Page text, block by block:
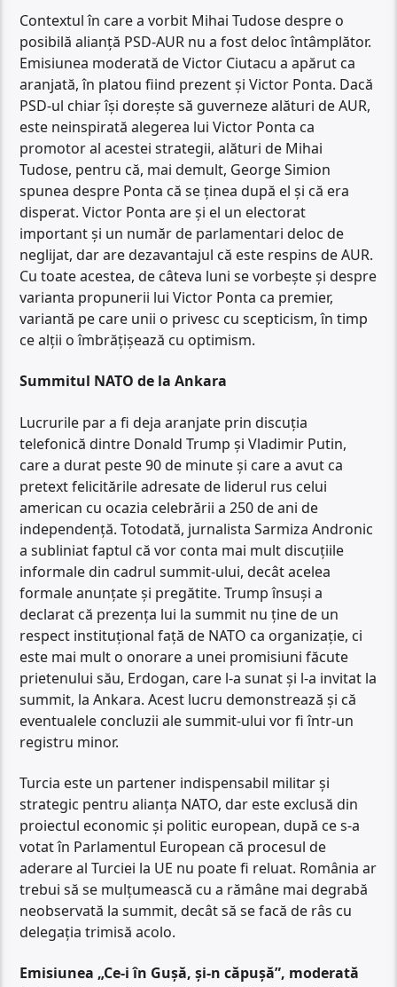
Contextul în care a vorbit Mihai Tudose despre o
posibilă alianță PSD-AUR nu a fost deloc întâmplător.
Emisiunea moderată de Victor Ciutacu a apărut ca
aranjată, în platou fiind prezent și Victor Ponta. Dacă
PSD-ul chiar își dorește să guverneze alături de AUR,
este neinspirată alegerea lui Victor Ponta ca
promotor al acestei strategii, alături de Mihai
Tudose, pentru că, mai demult, George Simion
spunea despre Ponta că se ținea după el și că era
disperat. Victor Ponta are și el un electorat
important și un număr de parlamentari deloc de
neglijat, dar are dezavantajul că este respins de AUR.
Cu toate acestea, de câteva luni se vorbește și despre
varianta propunerii lui Victor Ponta ca premier,
variantă pe care unii o privesc cu scepticism, în timp
ce alții o îmbrățișează cu optimism.
Summitul NATO de la Ankara
Lucrurile par a fi deja aranjate prin discuția
telefonică dintre Donald Trump și Vladimir Putin,
care a durat peste 90 de minute și care a avut ca
pretext felicitările adresate de liderul rus celui
american cu ocazia celebrării a 250 de ani de
independență. Totodată, jurnalista Sarmiza Andronic
a subliniat faptul că vor conta mai mult discuțiile
informale din cadrul summit-ului, decât acelea
formale anunțate și pregătite. Trump însuși a
declarat că prezența lui la summit nu ține de un
respect instituțional față de NATO ca organizație, ci
este mai mult o onorare a unei promisiuni făcute
prietenului său, Erdogan, care l-a sunat și l-a invitat la
summit, la Ankara. Acest lucru demonstrează și că
eventualele concluzii ale summit-ului vor fi într-un
registru minor.
Turcia este un partener indispensabil militar și
strategic pentru alianța NATO, dar este exclusă din
proiectul economic și politic european, după ce s-a
votat în Parlamentul European că procesul de
aderare al Turciei la UE nu poate fi reluat. România ar
trebui să se mulțumească cu a rămâne mai degrabă
neobservată la summit, decât să se facă de râs cu
delegația trimisă acolo.
Emisiunea „Ce-i în Gușă, și-n căpușă”, moderată